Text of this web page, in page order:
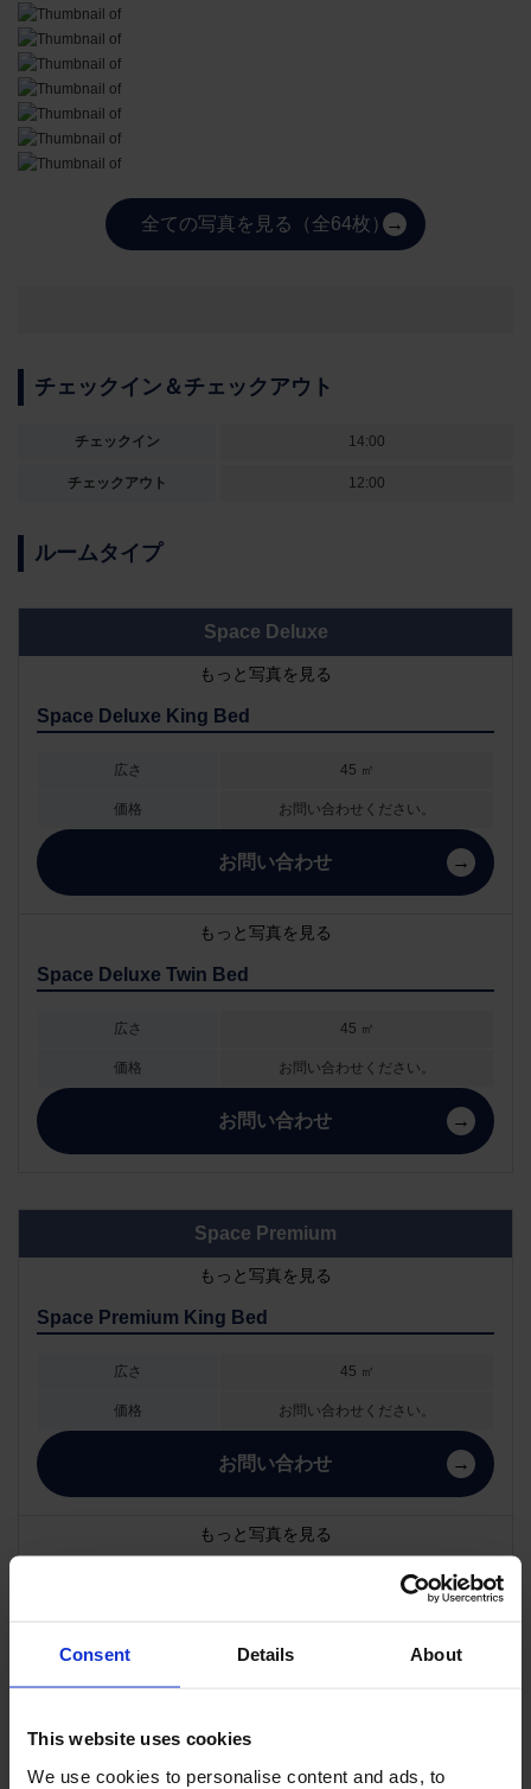
Consent Details About
This website uses cookies
We use cookies to personalise content and ads, to
全ての写真を見る（全64枚）
チェックイン＆チェックアウト
チェックイン 14:00
チェックアウト 12:00
ルームタイプ
Space Deluxe
もっと写真を見る
Space Deluxe King Bed
広さ 45 ㎡
価格 お問い合わせください。
お問い合わせ
もっと写真を見る
Space Deluxe Twin Bed
広さ 45 ㎡
価格 お問い合わせください。
お問い合わせ
Space Premium
もっと写真を見る
Space Premium King Bed
広さ 45 ㎡
価格 お問い合わせください。
お問い合わせ
もっと写真を見る